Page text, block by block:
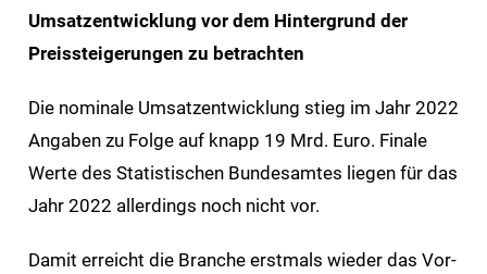
Umsatzentwicklung vor dem Hintergrund der
Preissteigerungen zu betrachten
Die nominale Umsatzentwicklung stieg im Jahr 2022
Angaben zu Folge auf knapp 19 Mrd. Euro. Finale
Werte des Statistischen Bundesamtes liegen für das
Jahr 2022 allerdings noch nicht vor.
Damit erreicht die Branche erstmals wieder das Vor-